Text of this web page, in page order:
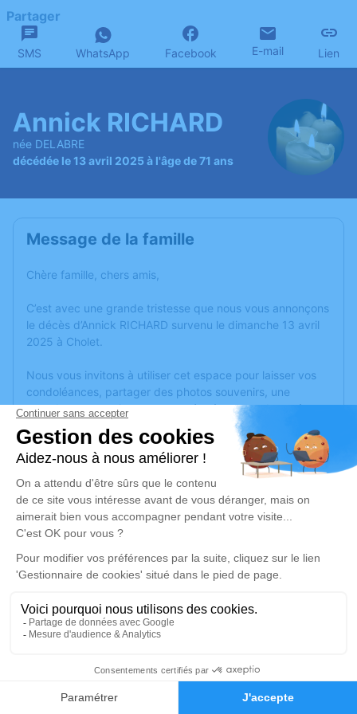
Faire-part Hommages
Partager
SMS WhatsApp Facebook E-mail Lien
Annick RICHARD
née DELABRE
décédée le 13 avril 2025 à l'âge de 71 ans
Message de la famille
Chère famille, chers amis,
C’est avec une grande tristesse que nous vous annonçons
le décès d’Annick RICHARD survenu le dimanche 13 avril
2025 à Cholet.
Nous vous invitons à utiliser cet espace pour laisser vos
condoléances, partager des photos souvenirs, une
anecdote ou exprimer vos pensées à travers des poèmes
ou des textes. Cet endroit est un lieu d'expression dédié à
honorer la mémoire d’Annick RICHARD.
Un service de plantation d’arbre hommage estdisponible
jeudi 17 avril 2025 à 10h00
Église Saint Louis Marie Grignion de
Montfort de Cholet